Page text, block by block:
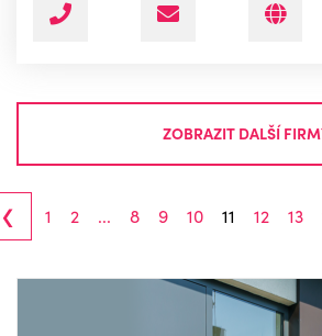
ZOBRAZIT DALŠÍ
‹ 1 2 ... 8 9 10 11 12 13